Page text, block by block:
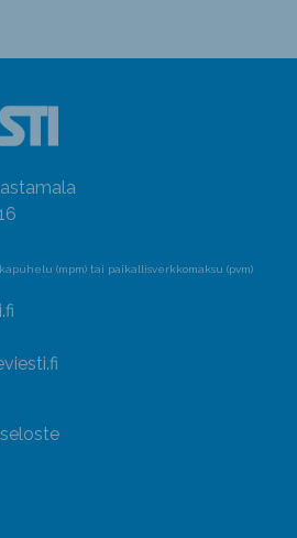
(mpm) tai paikallisverkkomaksu (pvm)